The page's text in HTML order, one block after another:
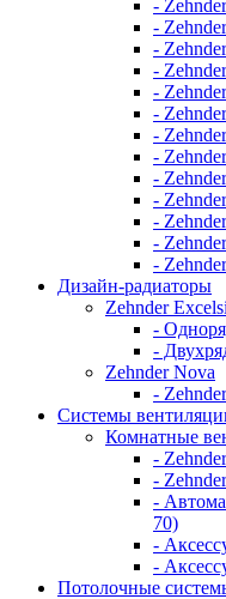
-
-
-
-
-
-
-
-
-
-
-
-
-
Дизайн-радиаторы
Zehnder
-
-
Zehnder Nova
-
Системы
Комнатные
-
-
-
70)
-
-
Потолочные